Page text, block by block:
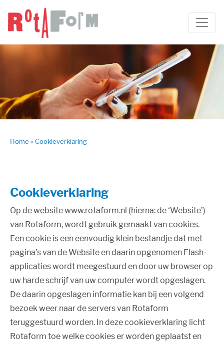
Home »Cookieverklaring
Cookieverklaring
Op de website www.rotaform.nl (hierna: de ‘Website’)
van Rotaform, wordt gebruik gemaakt van cookies.
Een cookie is een eenvoudig klein bestandje dat met
pagina’s van de Website en daarin opgenomen Flash-
applicaties wordt meegestuurd en door uw browser op
uw harde schrijf van uw computer wordt opgeslagen.
De daarin opgeslagen informatie kan bij een volgend
bezoek weer naar de servers van Rotaform
teruggestuurd worden. In deze cookieverklaring licht
Rotaform toe welke cookies er worden geplaatst en